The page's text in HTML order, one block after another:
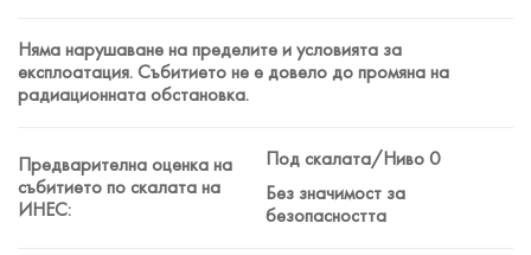
Няма нарушаване на пределите и условията за
експлоатация. Събитието не е довело до промяна на
радиационната обстановка.
Предварителна оценка на
събитието по скалата на
ИНЕС:
Под скалата/Ниво 0
Без значимост за
безопасността